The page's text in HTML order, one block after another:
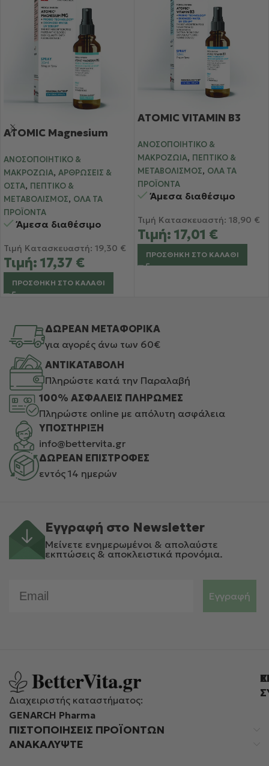
ATOMIC Magnesium
ΑΝΟΣΟΠΟΙΗΤΙΚΌ &
ΜΑΚΡΟΖΩΊΑ, ΑΡΘΡΏΣΕΙΣ &
ΟΣΤΆ, ΠΕΠΤΙΚΌ &
ΜΕΤΑΒΟΛΙΣΜΌΣ, ΌΛΑ ΤΑ
ΠΡΟΪΌΝΤΑ
Άμεσα διαθέσιμο
Τιμή Κατασκευαστή: 19,30 €
Τιμή: 17,37 €
ΠΡΟΣΘΉΚΗ ΣΤΟ ΚΑΛΆΘΙ
ATOMIC VITAMIN B3
ΑΝΟΣΟΠΟΙΗΤΙΚΌ &
ΜΑΚΡΟΖΩΊΑ, ΠΕΠΤΙΚΌ &
ΜΕΤΑΒΟΛΙΣΜΌΣ, ΌΛΑ ΤΑ
ΠΡΟΪΌΝΤΑ
Άμεσα διαθέσιμο
Τιμή Κατασκευαστή: 18,90 €
Τιμή: 17,01 €
ΠΡΟΣΘΉΚΗ ΣΤΟ ΚΑΛΆΘΙ
ΔΩΡΕΑΝ ΜΕΤΑΦΟΡΙΚΑ
για αγορές άνω των 60€
ΑΝΤΙΚΑΤΑΒΟΛΗ
Πληρώστε κατά την Παραλαβή
100% ΑΣΦΑΛΕΙΣ ΠΛΗΡΩΜΕΣ
Πληρώστε online με απόλυτη ασφάλεια
ΥΠΟΣΤΗΡΙΞΗ
info@bettervita.gr
ΔΩΡΕΑΝ ΕΠΙΣΤΡΟΦΕΣ
εντός 14 ημερών
Εγγραφή στο Newsletter
Μείνετε ενημερωμένοι & απολαύστε
εκπτώσεις & αποκλειστικά προνόμια.
Εγγραφή
Διαχειριστής καταστήματος:
GENARCH Pharma
ΠΙΣΤΟΠΟΙΉΣΕΙΣ ΠΡΟΪΌΝΤΩΝ
ΑΝΑΚΑΛΥΨΤΕ